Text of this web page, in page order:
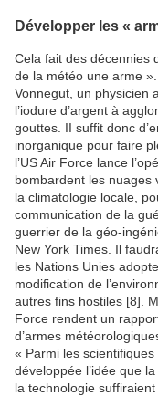
Développer les «
Cela fait des décennies
de la météo une arme
Vonnegut, un physicien
l’iodure d’argent à
gouttes. II suffit donc
inorganique pour faire
l’US Air Force lance
bombardent les nuages
la climatologie locale,
communication de la
guerrier de la géo-
New York Times. Il
les Nations Unies
modification de
autres fins hostiles [8].
Force rendent un
d’armes
« Parmi les scientifiques
développée l’idée que
la technologie